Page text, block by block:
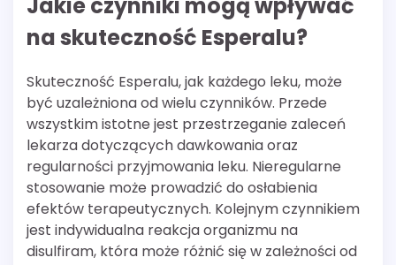
Jakie czynniki mogą wpływać
na skuteczność Esperalu?
Skuteczność Esperalu, jak każdego leku, może
być uzależniona od wielu czynników. Przede
wszystkim istotne jest przestrzeganie zaleceń
lekarza dotyczących dawkowania oraz
regularności przyjmowania leku. Nieregularne
stosowanie może prowadzić do osłabienia
efektów terapeutycznych. Kolejnym czynnikiem
jest indywidualna reakcja organizmu na
disulfiram, która może różnić się w zależności od